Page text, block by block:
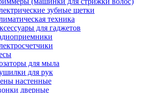
зубные щетки
техника
для гаджетов
для мыла
для рук
настенные
дверные